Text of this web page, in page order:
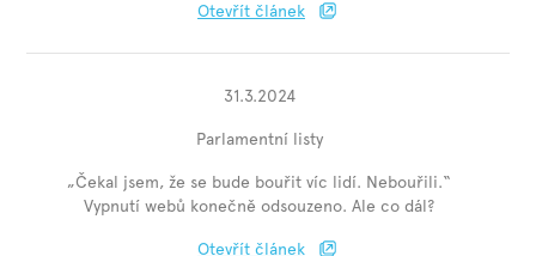
Otevřít článek
31.3.2024
Parlamentní listy
„Čekal jsem, že se bude bouřit víc lidí. Nebouřili.“
Vypnutí webů konečně odsouzeno. Ale co dál?
Otevřít článek